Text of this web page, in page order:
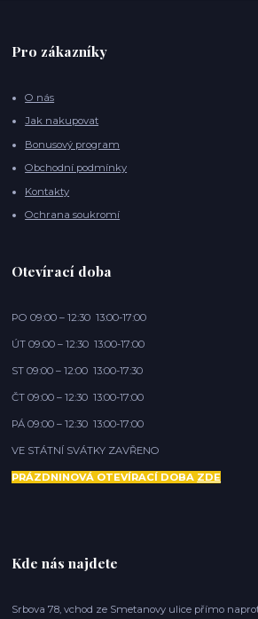
Pro zákazníky
O nás
Jak nakupovat
Bonusový program
Obchodní podmínky
Kontakty
Ochrana soukromí
Otevírací doba
PO 09:00 – 12:30 13:00-17:00
ÚT 09:00 – 12:30 13:00-17:00
ST 09:00 – 12:00 13:00-17:30
ČT 09:00 – 12:30 13:00-17:00
PÁ 09:00 – 12:30 13:00-17:00
VE STÁTNÍ SVÁTKY ZAVŘENO
PRÁZDNINOVÁ OTEVÍRACÍ DOBA ZDE
Kde nás najdete
Srbova 78, vchod ze Smetanovy ulice přímo